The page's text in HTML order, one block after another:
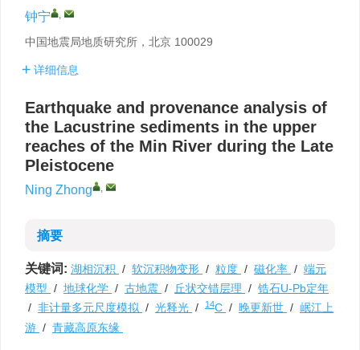
钟宁 ,
中国地震局地质研究所，北京 100029
详细信息
Earthquake and provenance analysis of
the Lacustrine sediments in the upper
reaches of the Min River during the Late
Pleistocene
Ning Zhong ,
摘要
关键词: 湖相沉积 / 软沉积物变形 / 粒度 / 磁化率 / 端元
模型 / 地球化学 / 古地震 / 丘状交错层理 / 锆石U-Pb定年
/ 非计量多元尺度模拟 / 光释光 / 14C / 晚更新世 / 岷江上
游 / 青藏高原东缘